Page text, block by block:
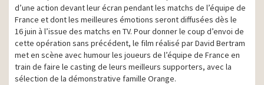
d’une action devant leur écran pendant les matchs de l’équipe de
France et dont les meilleures émotions seront diffusées dès le
16 juin à l’issue des matchs en TV. Pour donner le coup d’envoi de
cette opération sans précédent, le film réalisé par David Bertram
met en scène avec humour les joueurs de l’équipe de France en
train de faire le casting de leurs meilleurs supporters, avec la
sélection de la démonstrative famille Orange.